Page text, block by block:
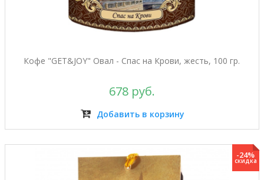
Кофе "GET&JOY" Овал - Спас на Крови, жесть, 100 гр.
678 руб.
Добавить в корзину
-24%
скидка